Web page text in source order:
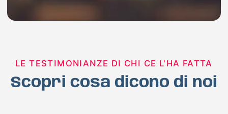
LE TESTIMONIANZE DI CHI CE L'HA FATTA
Scopri cosa dicono di noi